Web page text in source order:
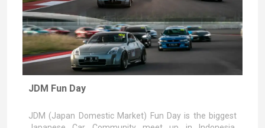
JDM Fun Day
JDM (Japan Domestic Market) Fun Day is the biggest